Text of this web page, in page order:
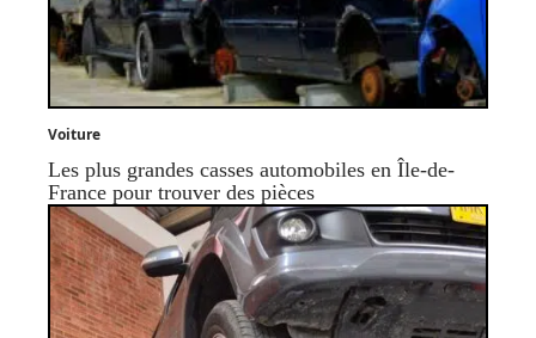
Voiture
Les plus grandes casses automobiles en Île-de-
France pour trouver des pièces